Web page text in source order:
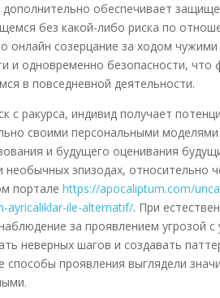
дополнительно обеспечивает
без какой-либо риска по
онлайн созерцание за ходом
и одновременно безопасности,
в повседневной деятельности.
с ракурса, индивид получает
своими персональными
и будущего оценивания
необычных эпизодах, относительно
порталеhttps://apocaliptum.com/
ayricaliklar-ile-alternatif/. При
за проявлением угрозой
неверных шагов и создавать
способы проявления выглядели